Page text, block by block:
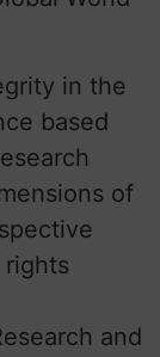
in the
based
of
and